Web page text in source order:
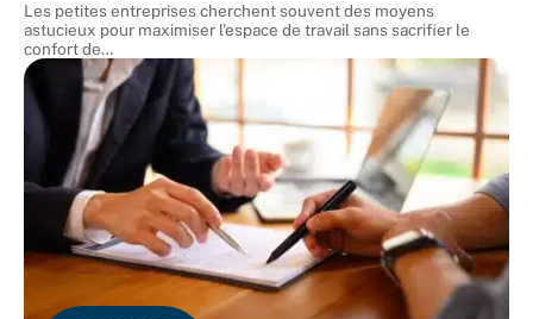
Les petites entreprises cherchent souvent des moyens
astucieux pour maximiser l'espace de travail sans sacrifier le
confort de…